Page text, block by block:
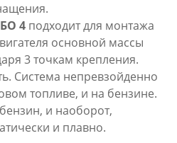
4 подходит для монтажа
основной массы
3 точкам крепления.
Система непревзойденно
топливе, и на бензине.
и наоборот,
и плавно.